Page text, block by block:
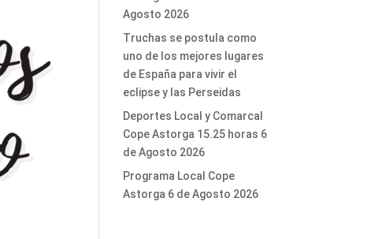
Agosto 2026
Truchas se postula como
uno de los mejores lugares
de España para vivir el
eclipse y las Perseidas
Deportes Local y Comarcal
Cope Astorga 15.25 horas 6
de Agosto 2026
Programa Local Cope
Astorga 6 de Agosto 2026